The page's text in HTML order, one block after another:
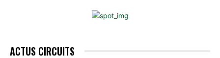
ACTUS CIRCUITS